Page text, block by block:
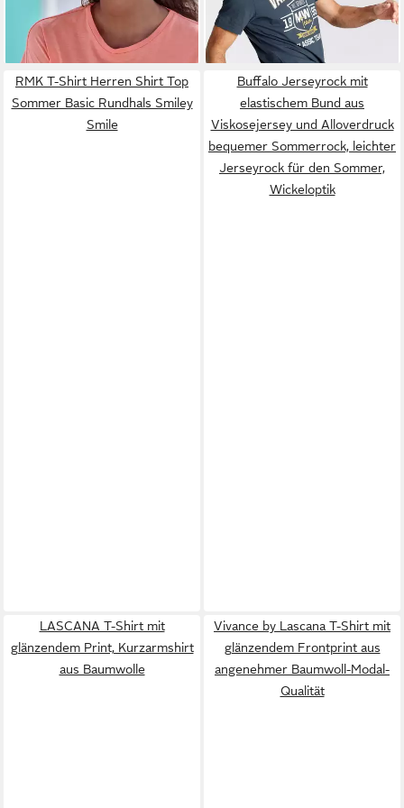
RMK T-Shirt Herren Shirt Top
Sommer Basic Rundhals Smiley
Smile
Buffalo Jerseyrock mit
elastischem Bund aus
Viskosejersey und Alloverdruck
bequemer Sommerrock, leichter
Jerseyrock für den Sommer,
Wickeloptik
LASCANA T-Shirt mit
glänzendem Print, Kurzarmshirt
aus Baumwolle
Vivance by Lascana T-Shirt mit
glänzendem Frontprint aus
angenehmer Baumwoll-Modal-
Qualität